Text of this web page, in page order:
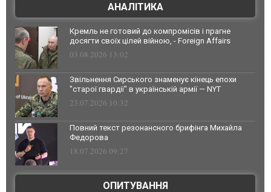
АНАЛІТИКА
Кремль не готовий до компромісів і прагне
досягти своїх цілей війною, - Foreign Affairs
03.08.2026 13:02
Звільнення Сирського знаменує кінець епохи
"старої гвардії" в українській армії — NYT
23.07.2026 10:32
Повний текст резонансного брифінга Михайла
Федорова
18.07.2026 09:27
ОПИТУВАННЯ